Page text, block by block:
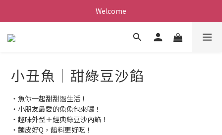
Welcome
小丑魚｜甜綠豆沙餡
・魚你一起甜甜過生活！
・小朋友最愛的魚魚包來囉！
・趣味外型＋經典綠豆沙內餡！
・麵皮好Q，餡料更好吃！